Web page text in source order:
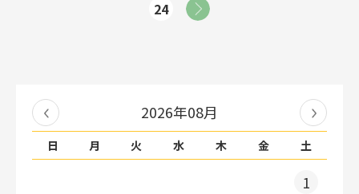
24
2026年08月
日 月 火 水 木 金 土
1